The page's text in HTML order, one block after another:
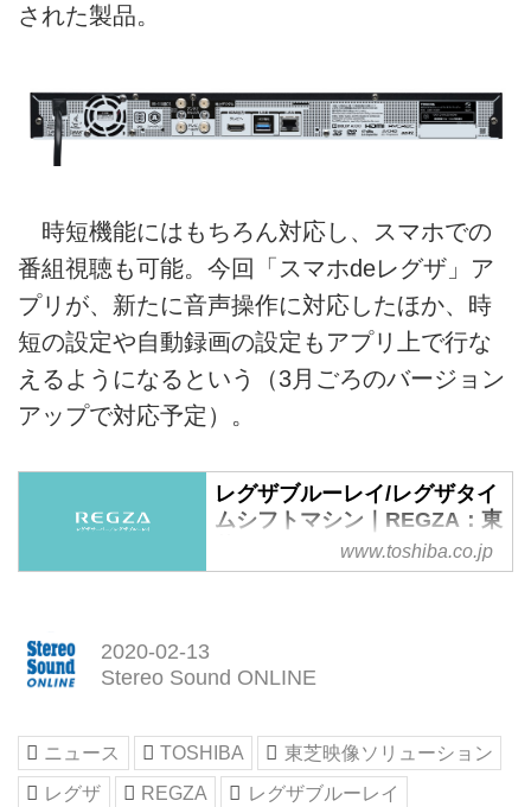
された製品。
時短機能にはもちろん対応し、スマホでの
番組視聴も可能。今回「スマホdeレグザ」ア
プリが、新たに音声操作に対応したほか、時
短の設定や自動録画の設定もアプリ上で行な
えるようになるという（3月ごろのバージョン
アップで対応予定）。
レグザブルーレイ/レグザタイ
ムシフトマシン｜REGZA：東
式ホームページ。東芝のレグザブ
www.toshiba.co.jp
2020-02-13
Stereo Sound ONLINE
ニュース TOSHIBA
東芝映像ソリューション
レグザ
REGZA
レグザブルーレイ